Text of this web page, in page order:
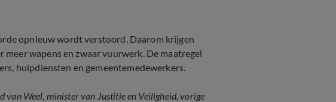
opnieuw wordt verstoord. Daarom krijgen
wapens en zwaar vuurwerk. De maatregel
hulpdiensten en gemeentemedewerkers.
Weel, minister van Justitie en Veiligheid, vorige